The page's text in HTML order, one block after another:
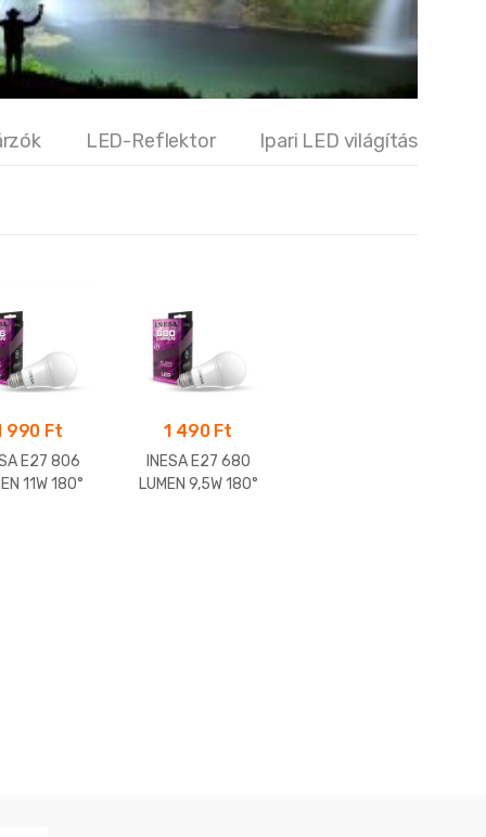
LED-Reflektor Ipari LED világítás
990 Ft
E27 806
11W 180°
1 490 Ft
INESA E27 680
LUMEN 9,5W 180°